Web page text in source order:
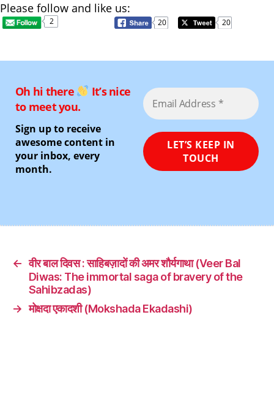
Please follow and like us:
2 20 20
Oh hi there
It’s nice
to meet you.
Sign up to receive
awesome content in
your inbox, every
month.
← वीर बाल दिवस : साहिबज़ादों की अमर शौर्यगाथा (Veer Bal
Diwas: The immortal saga of bravery of the
Sahibzadas)
→ मोक्षदा एकादशी (Mokshada Ekadashi)